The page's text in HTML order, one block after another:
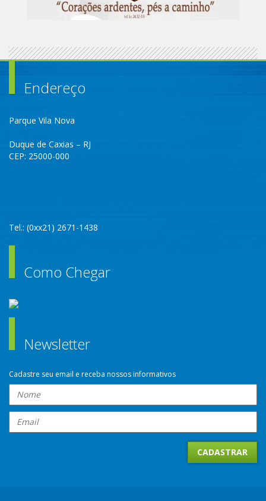
Endereço
Parque Vila Nova
Duque de Caxias – RJ
CEP: 25000-000
Tel.: (0xx21) 2671-1438
Como Chegar
Newsletter
Cadastre seu email e receba nossos informativos